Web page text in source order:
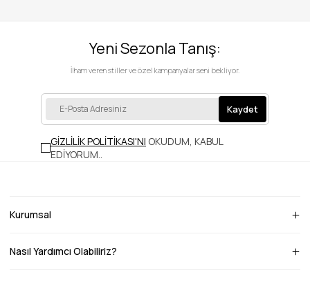
Yeni Sezonla Tanış:
İlham veren stiller ve özel kampanyalar seni bekliyor.
Kaydet
GİZLİLİK POLİTİKASI'NI OKUDUM, KABUL
EDİYORUM..
Kurumsal
Nasıl Yardımcı Olabiliriz?